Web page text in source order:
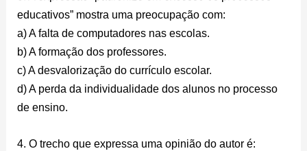
educativos” mostra uma preocupação com:
a) A falta de computadores nas escolas.
b) A formação dos professores.
c) A desvalorização do currículo escolar.
d) A perda da individualidade dos alunos no processo
de ensino.
4. O trecho que expressa uma opinião do autor é: